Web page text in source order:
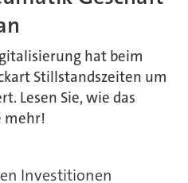
hat beim
Stillstandszeiten um
Lesen Sie, wie das
mehr!
Investitionen